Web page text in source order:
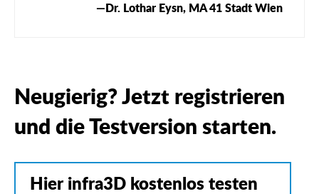
Dr. Lothar Eysn, MA 41 Stadt Wien
Neugierig? Jetzt registrieren
und die Testversion starten.
Hier infra3D kostenlos testen